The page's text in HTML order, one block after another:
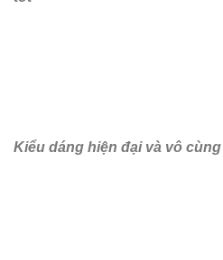
Kiểu dáng hiện đại và vô